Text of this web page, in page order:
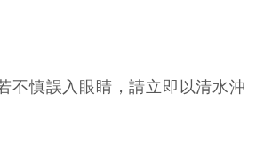
不慎誤入眼睛，請立即以清水沖